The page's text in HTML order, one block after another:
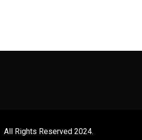
All Rights Reserved 2024.